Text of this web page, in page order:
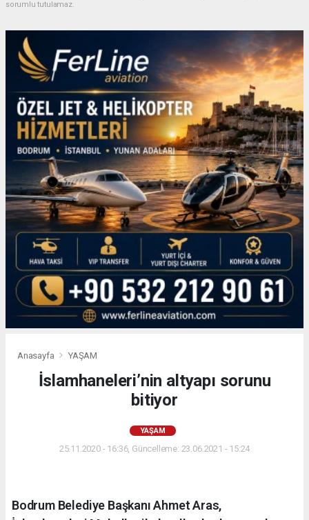
sorumlu tutulamaz.
Anasayfa YAŞAM
İslamhaneleri’nin altyapı sorunu
bitiyor
YAŞAM
25.11.2020 - 16:36, Güncelleme: 23.06.2021 - 15:24
Bodrum Belediye Başkanı Ahmet Aras,